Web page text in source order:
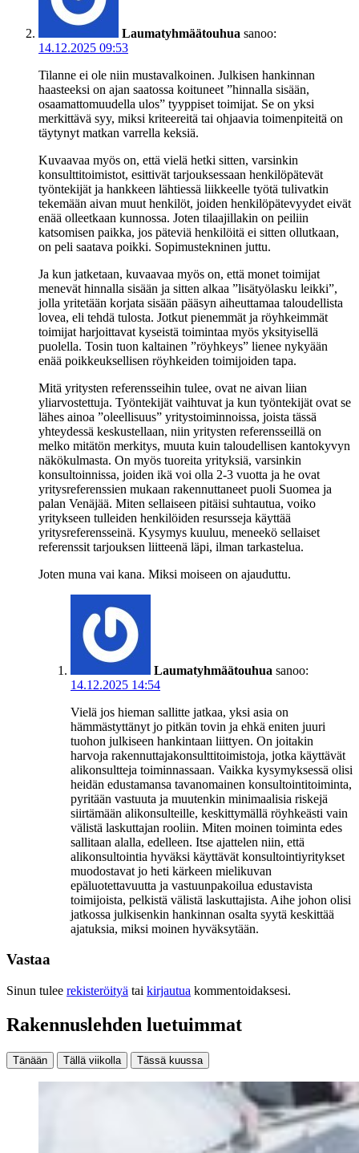
Laumatyhmäätouhua sanoo:
14.12.2025 09:53
Tilanne ei ole niin mustavalkoinen. Julkisen hankinnan
haasteeksi on ajan saatossa koituneet ”hinnalla sisään,
osaamattomuudella ulos” tyyppiset toimijat. Se on yksi
merkittävä syy, miksi kriteereitä tai ohjaavia toimenpiteitä on
täytynyt matkan varrella keksiä.
Kuvaavaa myös on, että vielä hetki sitten, varsinkin
konsulttitoimistot, esittivät tarjouksessaan henkilöpätevät
työntekijät ja hankkeen lähtiessä liikkeelle työtä tulivatkin
tekemään aivan muut henkilöt, joiden henkilöpätevyydet eivät
enää olleetkaan kunnossa. Joten tilaajillakin on peiliin
katsomisen paikka, jos päteviä henkilöitä ei sitten ollutkaan,
on peli saatava poikki. Sopimustekninen juttu.
Ja kun jatketaan, kuvaavaa myös on, että monet toimijat
menevät hinnalla sisään ja sitten alkaa ”lisätyölasku leikki”,
jolla yritetään korjata sisään pääsyn aiheuttamaa taloudellista
lovea, eli tehdä tulosta. Jotkut pienemmät ja röyhkeimmät
toimijat harjoittavat kyseistä toimintaa myös yksityisellä
puolella. Tosin tuon kaltainen ”röyhkeys” lienee nykyään
enää poikkeuksellisen röyhkeiden toimijoiden tapa.
Mitä yritysten referensseihin tulee, ovat ne aivan liian
yliarvostettuja. Työntekijät vaihtuvat ja kun työntekijät ovat se
lähes ainoa ”oleellisuus” yritystoiminnoissa, joista tässä
yhteydessä keskustellaan, niin yritysten referensseillä on
melko mitätön merkitys, muuta kuin taloudellisen kantokyvyn
näkökulmasta. On myös tuoreita yrityksiä, varsinkin
konsultoinnissa, joiden ikä voi olla 2-3 vuotta ja he ovat
yritysreferenssien mukaan rakennuttaneet puoli Suomea ja
palan Venäjää. Miten sellaiseen pitäisi suhtautua, voiko
yritykseen tulleiden henkilöiden resursseja käyttää
yritysreferensseinä. Kysymys kuuluu, meneekö sellaiset
referenssit tarjouksen liitteenä läpi, ilman tarkastelua.
Joten muna vai kana. Miksi moiseen on ajauduttu.
Laumatyhmäätouhua sanoo:
14.12.2025 14:54
Vielä jos hieman sallitte jatkaa, yksi asia on
hämmästyttänyt jo pitkän tovin ja ehkä eniten juuri
tuohon julkiseen hankintaan liittyen. On joitakin
harvoja rakennuttajakonsulttitoimistoja, jotka käyttävät
alikonsultteja toiminnassaan. Vaikka kysymyksessä olisi
heidän edustamansa tavanomainen konsultointitoiminta,
pyritään vastuuta ja muutenkin minimaalisia riskejä
siirtämään alikonsulteille, keskittymällä röyhkeästi vain
välistä laskuttajan rooliin. Miten moinen toiminta edes
sallitaan alalla, edelleen. Itse ajattelen niin, että
alikonsultointia hyväksi käyttävät konsultointiyritykset
muodostavat jo heti kärkeen mielikuvan
epäluotettavuutta ja vastuunpakoilua edustavista
toimijoista, pelkistä välistä laskuttajista. Aihe johon olisi
jatkossa julkisenkin hankinnan osalta syytä keskittää
ajatuksia, miksi moinen hyväksytään.
Vastaa
Sinun tulee rekisteröityä tai kirjautua kommentoidaksesi.
Rakennuslehden luetuimmat
Tänään Tällä viikolla Tässä kuussa